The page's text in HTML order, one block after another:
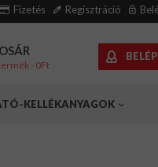
Fizetés Regisztráció
- 0Ft
KELLÉKANYAGOK